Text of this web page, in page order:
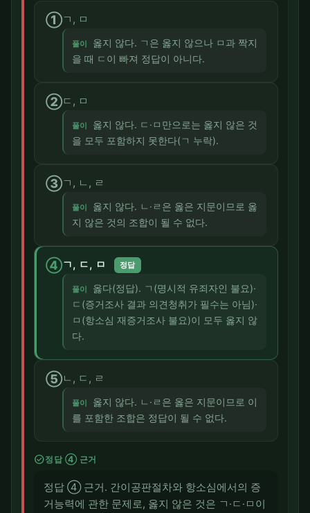
①ㄱ, ㅁ
풀이
옳지 않다. ㄱ은 옳지 않으나 ㅁ과 짝지
을 때 ㄷ이 빠져 정답이 아니다.
②ㄷ, ㅁ
풀이
옳지 않다. ㄷ·ㅁ만으로는 옳지 않은 것
을 모두 포함하지 못한다(ㄱ 누락).
③ㄱ, ㄴ, ㄹ
풀이
옳지 않다. ㄴ·ㄹ은 옳은 지문이므로 옳
지 않은 것의 조합이 될 수 없다.
④ㄱ, ㄷ, ㅁ 정답
풀이
옳다(정답). ㄱ(명시적 유죄자인 불요)·
ㄷ(증거조사 결과 의견청취가 필수는 아님)·
ㅁ(항소심 재증거조사 불요)이 모두 옳지 않
다.
⑤ㄴ, ㄷ, ㄹ
풀이
옳지 않다. ㄴ·ㄹ은 옳은 지문이므로 이
를 포함한 조합은 정답이 될 수 없다.
check_circle정답 ④ 근거
정답 ④ 근거. 간이공판절차와 항소심에서의 증
거능력에 관한 문제로, 옳지 않은 것은 ㄱ·ㄷ·ㅁ이